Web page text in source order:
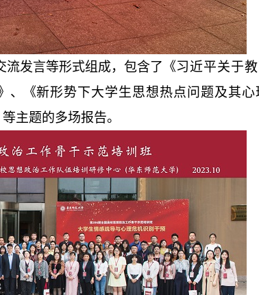
发言等形式组成， 包含了 《习近平关于
、《新形势下大学生思想热点问题及其心
等主题的多场报告。